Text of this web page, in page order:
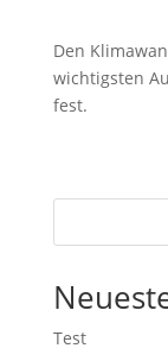
Den
wichtigsten
fest.
Test